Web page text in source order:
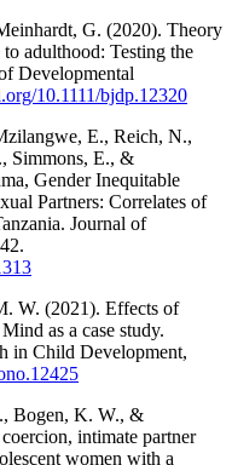
G. (2020). Theory
adulthood: Testing the
Developmental
10.1111/bjdp.12320
E., Reich, N.,
Simmons, E., &
Gender Inequitable
Partners: Correlates of
Journal of
W. (2021). Effects of
as a case study.
in Child Development,
Bogen, K. W., &
intimate partner
women with a